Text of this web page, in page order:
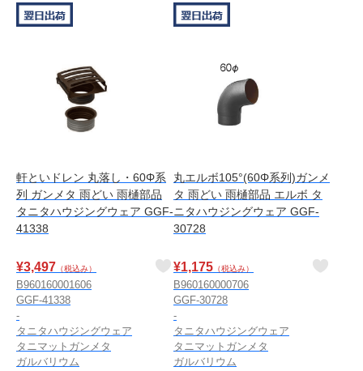
軒といドレン 丸落し・60Φ系
列 ガンメタ 雨どい 雨樋部品
タニタハウジングウェア GGF-
41338
¥3,497 （税込み）
B960160001606
GGF-41338
-
タニタハウジングウェア
タニマットガンメタ
ガルバリウム
丸エルボ105°(60Φ系列)ガンメ
タ 雨どい 雨樋部品 エルボ タ
ニタハウジングウェア GGF-
30728
¥1,175 （税込み）
B960160000706
GGF-30728
-
タニタハウジングウェア
タニマットガンメタ
ガルバリウム